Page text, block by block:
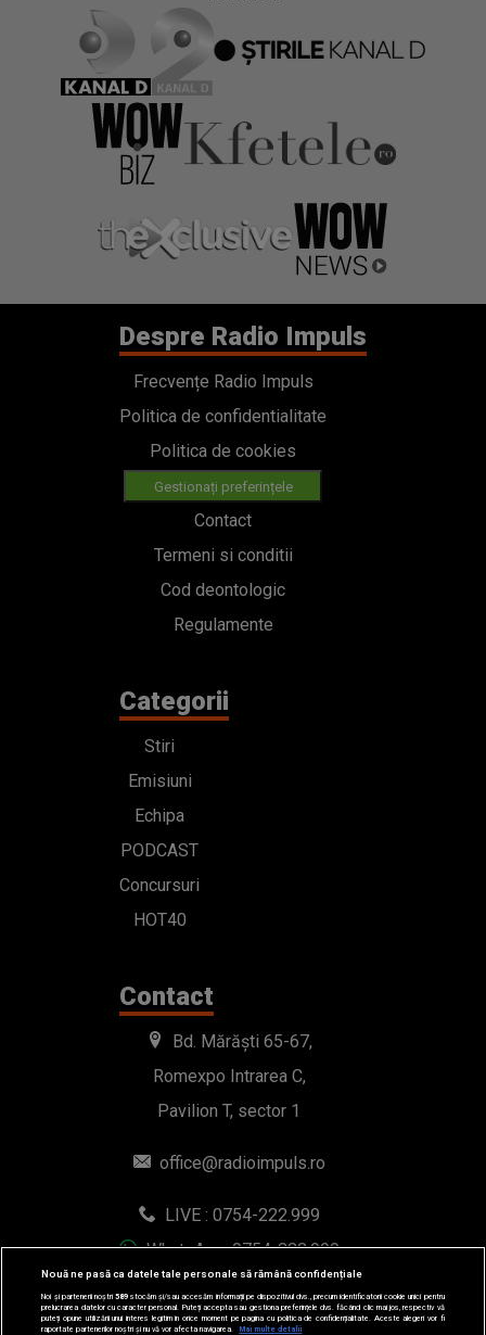
Despre Radio Impuls
Frecvențe Radio Impuls
Politica de confidentialitate
Politica de cookies
Gestionați preferințele
Contact
Termeni si conditii
Cod deontologic
Regulamente
Categorii
Stiri
Emisiuni
Echipa
PODCAST
Concursuri
HOT40
Contact
Bd. Mărăști 65-67,
Romexpo Intrarea C,
Pavilion T, sector 1
office@radioimpuls.ro
LIVE : 0754-222.999
WhatsApp: 0754-222.999
Nouă ne pasă ca datele tale personale să rămână confidențiale
Noi și partenerii noștri589stocăm și/sau accesăm informații pe dispozitivul dvs., precum identificatorii cookie unici pentru
prelucrarea datelor cu caracter personal. Puteți accepta sau gestiona preferințele dvs. făcând clic mai jos, respectiv vă
puteți opune utilizării unui interes legitim în orice moment pe pagina cu politica de confidențialitate. Aceste alegeri vor fi
raportate partenerilor noștri și nu vă vor afecta navigarea.
Mai multe detalii